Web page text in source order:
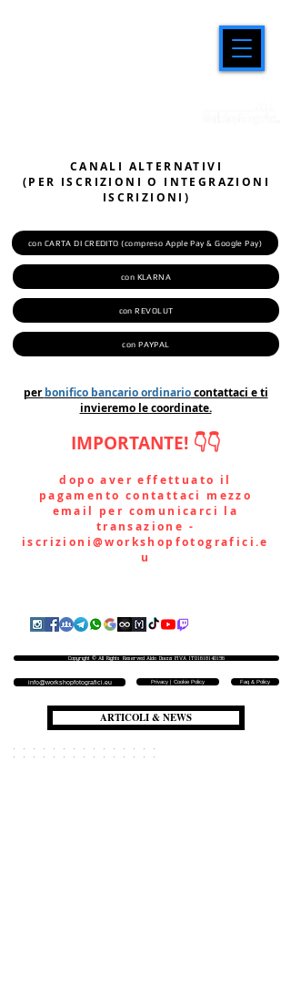
CANALI ALTERNATIVI
(PER ISCRIZIONI O INTEGRAZIONI
ISCRIZIONI)
con CARTA DI CREDITO (compreso Apple Pay & Google Pay)
con KLARNA
con REVOLUT
con PAYPAL
perbonifico bancario ordinariocontattaci e ti
invieremo le coordinate.
IMPORTANTE! 👇👇
dopo aver effettuato il
pagamento contattaci mezzo
email per comunicarci la
transazione -
iscrizioni@workshopfotografici.e
u
Copyright © All Rights Reserved Aldo Diazzi P.IVA IT01618140196
Faq & Policy
info@workshopfotografici.eu Privacy | Cookie Policy
ARTICOLI & NEWS